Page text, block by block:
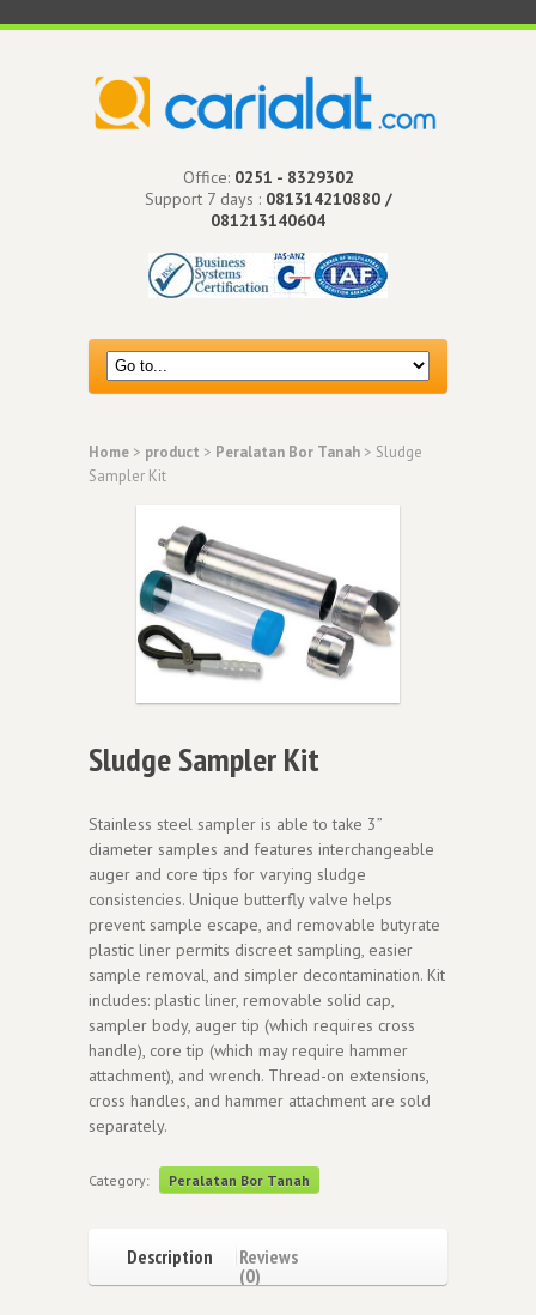
Office: 0251 - 8329302
Support 7 days : 081314210880 /
081213140604
Home > product > Peralatan Bor Tanah > Sludge
Sampler Kit
Sludge Sampler Kit
Stainless steel sampler is able to take 3”
diameter samples and features interchangeable
auger and core tips for varying sludge
consistencies. Unique butterfly valve helps
prevent sample escape, and removable butyrate
plastic liner permits discreet sampling, easier
sample removal, and simpler decontamination. Kit
includes: plastic liner, removable solid cap,
sampler body, auger tip (which requires cross
handle), core tip (which may require hammer
attachment), and wrench. Thread-on extensions,
cross handles, and hammer attachment are sold
separately.
Category: Peralatan Bor Tanah
Description
Reviews
(0)